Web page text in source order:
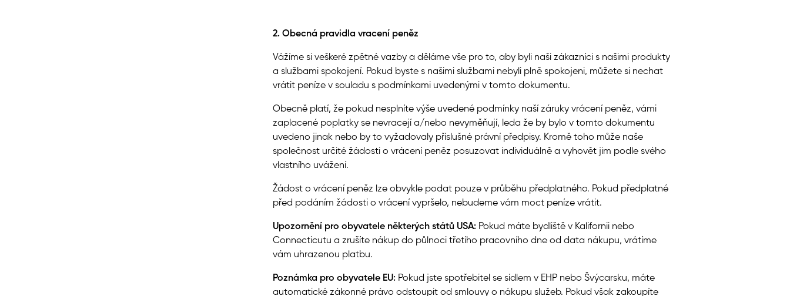
2. Obecná pravidla vracení peněz
Vážíme si veškeré zpětné vazby a děláme vše pro to, aby byli naši zákazníci s našimi produkty
a službami spokojení. Pokud byste s našimi službami nebyli plně spokojeni, můžete si nechat
vrátit peníze v souladu s podmínkami uvedenými v tomto dokumentu.
Obecně platí, že pokud nesplníte výše uvedené podmínky naší záruky vrácení peněz, vámi
zaplacené poplatky se nevracejí a/nebo nevyměňují, leda že by bylo v tomto dokumentu
uvedeno jinak nebo by to vyžadovaly příslušné právní předpisy. Kromě toho může naše
společnost určité žádosti o vrácení peněz posuzovat individuálně a vyhovět jim podle svého
vlastního uvážení.
Žádost o vrácení peněz lze obvykle podat pouze v průběhu předplatného. Pokud předplatné
před podáním žádosti o vrácení vypršelo, nebudeme vám moct peníze vrátit.
Upozornění pro obyvatele některých států USA: Pokud máte bydliště v Kalifornii nebo
Connecticutu a zrušíte nákup do půlnoci třetího pracovního dne od data nákupu, vrátíme
vám uhrazenou platbu.
Poznámka pro obyvatele EU: Pokud jste spotřebitel se sídlem v EHP nebo Švýcarsku, máte
automatické zákonné právo odstoupit od smlouvy o nákupu služeb. Pokud však zakoupíte